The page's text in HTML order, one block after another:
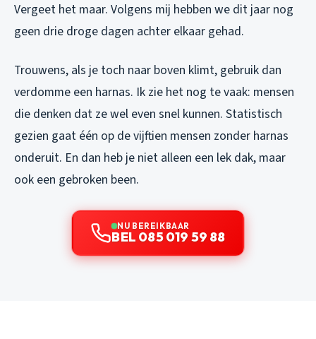
Vergeet het maar. Volgens mij hebben we dit jaar nog
geen drie droge dagen achter elkaar gehad.
Trouwens, als je toch naar boven klimt, gebruik dan
verdomme een harnas. Ik zie het nog te vaak: mensen
die denken dat ze wel even snel kunnen. Statistisch
gezien gaat één op de vijftien mensen zonder harnas
onderuit. En dan heb je niet alleen een lek dak, maar
ook een gebroken been.
NU BEREIKBAAR
BEL 085 019 59 88